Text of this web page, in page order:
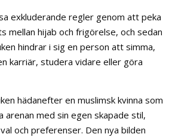
exkluderande regler genom att peka
mellan hijab och frigörelse, och sedan
hindrar i sig en person att simma,
karriär, studera vidare eller göra
hädanefter en muslimsk kvinna som
arenan med sin egen skapade stil,
och preferenser. Den nya bilden